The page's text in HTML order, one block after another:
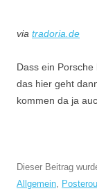
via tradoria.de
Dass ein
das hier geht
kommen da ja
Dieser Beitrag
Allgemein,